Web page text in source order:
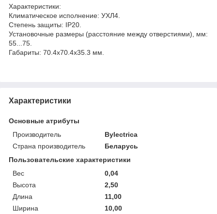
Характеристики:
Климатическое исполнение: УХЛ4.
Степень защиты: IP20.
Установочные размеры (расстояние между отверстиями), мм:
55...75.
Габариты: 70.4x70.4x35.3 мм.
Характеристики
Основные атрибуты
Производитель
Bylectrica
Страна производитель
Беларусь
Пользовательские характеристики
Вес
0,04
Высота
2,50
Длина
11,00
Ширина
10,00